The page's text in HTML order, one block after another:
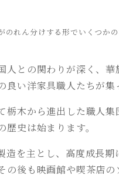
れん分けする形でいくつか
人との関わりが深く、華
い洋家具職人たちが集
栃木から進出した職人集
史は始まります。
造を主とし、高度成長期
の後も映画館や喫茶店の